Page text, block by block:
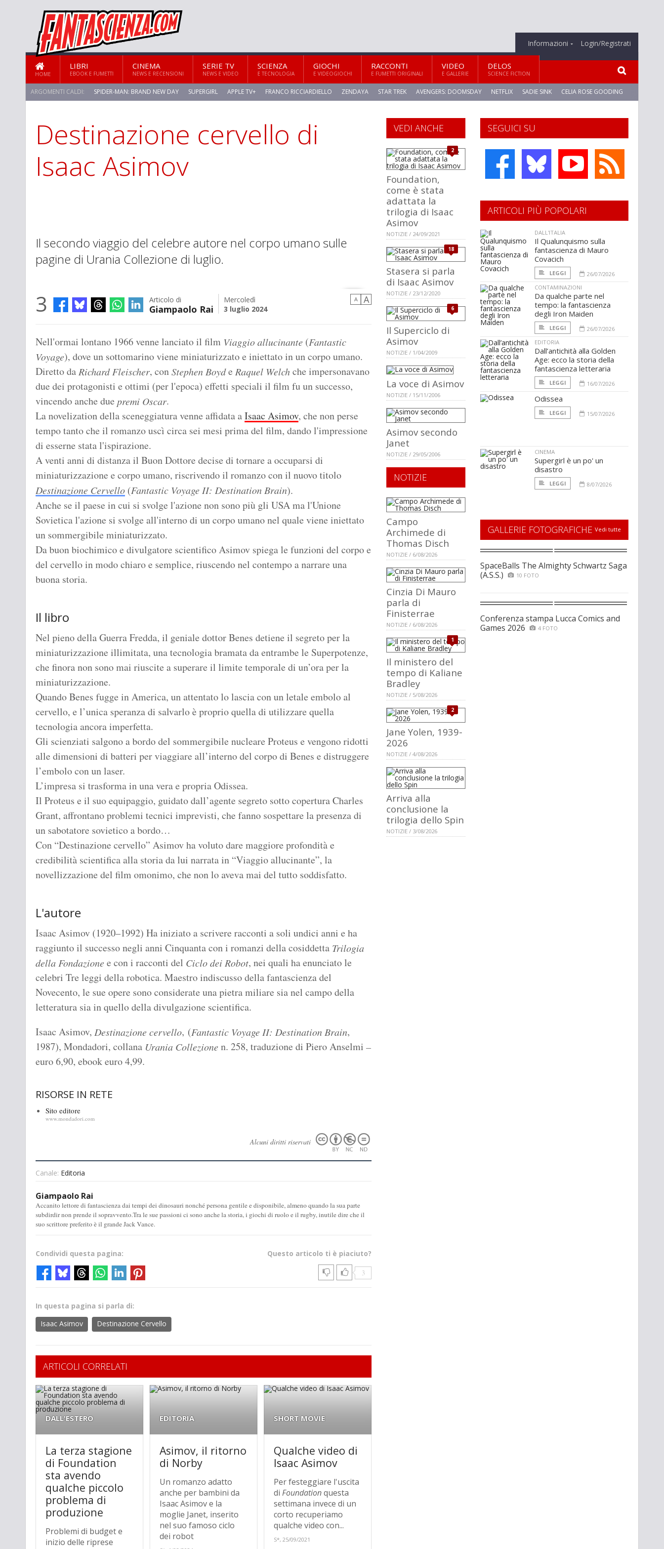
Informazioni Login/Registrati
HOME
LIBRI
EBOOK E FUMETTI
CINEMA
NEWS E RECENSIONI
SERIE TV
NEWS E VIDEO
SCIENZA
E TECNOLOGIA
GIOCHI
E VIDEOGIOCHI
RACCONTI
E FUMETTI ORIGINALI
VIDEO
E GALLERIE
DELOS
SCIENCE FICTION
ARGOMENTI CALDI: SPIDER-MAN: BRAND NEW DAY SUPERGIRL APPLE TV+ FRANCO RICCIARDIELLO ZENDAYA STAR TREK AVENGERS: DOOMSDAY NETFLIX SADIE SINK CELIA ROSE GOODING
Destinazione cervello di
Isaac Asimov
Il secondo viaggio del celebre autore nel corpo umano sulle
pagine di Urania Collezione di luglio.
3 Articolo di
Giampaolo Rai
Mercoledì
3 luglio 2024
A A
Nell'ormai lontano 1966 venne lanciato il film Viaggio allucinante (Fantastic
Voyage), dove un sottomarino viene miniaturizzato e iniettato in un corpo umano.
Diretto daRichard Fleischer, conStephen Boyde Raquel Welchche impersonavano
due dei protagonisti e ottimi (per l'epoca) effetti speciali il film fu un successo,
vincendo anche due premi Oscar.
La novelization della sceneggiatura venne affidata aIsaac Asimov, che non perse
tempo tanto che il romanzo uscì circa sei mesi prima del film, dando l'impressione
di esserne stata l'ispirazione.
A venti anni di distanza il Buon Dottore decise di tornare a occuparsi di
miniaturizzazione e corpo umano, riscrivendo il romanzo con il nuovo titolo
Destinazione Cervello (Fantastic Voyage II: Destination Brain).
Anche se il paese in cui si svolge l'azione non sono più gli USA ma l'Unione
Sovietica l'azione si svolge all'interno di un corpo umano nel quale viene iniettato
un sommergibile miniaturizzato.
Da buon biochimico e divulgatore scientifico Asimov spiega le funzioni del corpo e
del cervello in modo chiaro e semplice, riuscendo nel contempo a narrare una
buona storia.
Il libro
Nel pieno della Guerra Fredda, il geniale dottor Benes detiene il segreto per la
miniaturizzazione illimitata, una tecnologia bramata da entrambe le Superpotenze,
che finora non sono mai riuscite a superare il limite temporale di un’ora per la
miniaturizzazione.
Quando Benes fugge in America, un attentato lo lascia con un letale embolo al
cervello, e l’unica speranza di salvarlo è proprio quella di utilizzare quella
tecnologia ancora imperfetta.
Gli scienziati salgono a bordo del sommergibile nucleare Proteus e vengono ridotti
alle dimensioni di batteri per viaggiare all’interno del corpo di Benes e distruggere
l’embolo con un laser.
L’impresa si trasforma in una vera e propria Odissea.
Il Proteus e il suo equipaggio, guidato dall’agente segreto sotto copertura Charles
Grant, affrontano problemi tecnici imprevisti, che fanno sospettare la presenza di
un sabotatore sovietico a bordo…
Con “Destinazione cervello” Asimov ha voluto dare maggiore profondità e
credibilità scientifica alla storia da lui narrata in “Viaggio allucinante”, la
novellizzazione del film omonimo, che non lo aveva mai del tutto soddisfatto.
L'autore
Isaac Asimov (1920–1992) Ha iniziato a scrivere racconti a soli undici anni e ha
raggiunto il successo negli anni Cinquanta con i romanzi della cosiddetta Trilogia
della Fondazione e con i racconti del Ciclo dei Robot, nei quali ha enunciato le
celebri Tre leggi della robotica. Maestro indiscusso della fantascienza del
Novecento, le sue opere sono considerate una pietra miliare sia nel campo della
letteratura sia in quello della divulgazione scientifica.
Isaac Asimov, Destinazione cervello, (Fantastic Voyage II: Destination Brain,
1987), Mondadori, collana Urania Collezione n. 258, traduzione di Piero Anselmi –
euro 6,90, ebook euro 4,99.
RISORSE IN RETE
Sito editore
www.mondadori.com
Alcuni diritti riservati
Canale: Editoria
Giampaolo Rai
Accanito lettore di fantascienza dai tempi dei dinosauri nonché persona gentile e disponibile, almeno quando la sua parte
subdirdir non prende il sopravvento.Tra le sue passioni ci sono anche la storia, i giochi di ruolo e il rugby, inutile dire che il
suo scrittore preferito è il grande Jack Vance.
Questo articolo ti è piaciuto?
3
Condividi questa pagina:
In questa pagina si parla di:
Isaac Asimov
Destinazione Cervello
ARTICOLI CORRELATI
DALL'ESTERO
La terza stagione
di Foundation
sta avendo
qualche piccolo
problema di
produzione
Problemi di budget e
inizio delle riprese
EDITORIA
Asimov, il ritorno
di Norby
Un romanzo adatto
anche per bambini da
Isaac Asimov e la
moglie Janet, inserito
nel suo famoso ciclo
dei robot
SHORT MOVIE
Qualche video di
Isaac Asimov
Per festeggiare l'uscita
diFoundationquesta
settimana invece di un
corto recuperiamo
qualche video con...
S*, 25/09/2021
SEGUICI SU
VEDI ANCHE
2
Foundation,
come è stata
adattata la
trilogia di Isaac
Asimov
NOTIZIE / 24/09/2021
18
Stasera si parla
di Isaac Asimov
NOTIZIE / 23/12/2020
6
Il Superciclo di
Asimov
NOTIZIE / 1/04/2009
La voce di Asimov
NOTIZIE / 15/11/2006
Asimov secondo
Janet
NOTIZIE / 29/05/2006
NOTIZIE
Campo
Archimede di
Thomas Disch
NOTIZIE / 6/08/2026
Cinzia Di Mauro
parla di
Finisterrae
NOTIZIE / 6/08/2026
1
Il ministero del
tempo di Kaliane
Bradley
NOTIZIE / 5/08/2026
2
Jane Yolen, 1939-
2026
NOTIZIE / 4/08/2026
Arriva alla
conclusione la
trilogia dello Spin
NOTIZIE / 3/08/2026
ARTICOLI PIÙ POPOLARI
DALL'ITALIA
Il Qualunquismo sulla
fantascienza di Mauro
Covacich
LEGGI
26/07/2026
CONTAMINAZIONI
Da qualche parte nel
tempo: la fantascienza
degli Iron Maiden
LEGGI
26/07/2026
EDITORIA
Dall’antichità alla Golden
Age: ecco la storia della
fantascienza letteraria
LEGGI 16/07/2026
Odissea
LEGGI 15/07/2026
CINEMA
Supergirl è un po' un
disastro
LEGGI 8/07/2026
GALLERIE FOTOGRAFICHE Vedi tutte
SpaceBalls The Almighty Schwartz Saga
(A.S.S.)
10 FOTO
Conferenza stampa Lucca Comics and
Games 2026
4 FOTO